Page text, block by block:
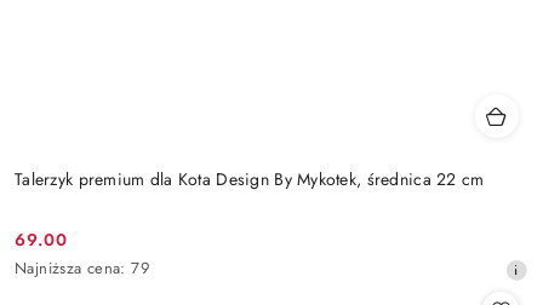
Talerzyk premium dla Kota Design By Mykotek, średnica 22 cm
Cena
promocyjna:
69.00
Najniższa
Najniższa cena: 79